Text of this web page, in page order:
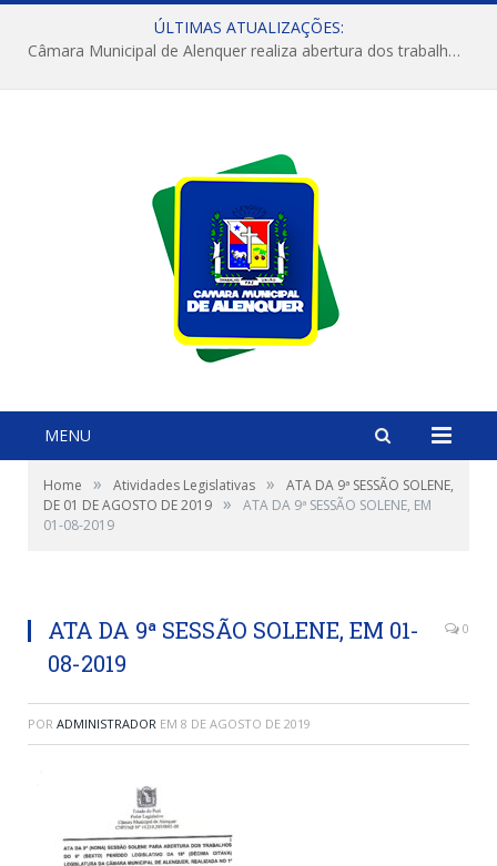
ÚLTIMAS ATUALIZAÇÕES:
Câmara Municipal de Alenquer realiza abertura dos trabalhos do 4º Período Legislativo
MENU
Home » Atividades Legislativas »
ATA DA 9ª SESSÃO SOLENE,
DE 01 DE AGOSTO DE 2019 »
ATA DA 9ª SESSÃO SOLENE, EM
01-08-2019
ATA DA 9ª SESSÃO SOLENE, EM 01-
08-2019
0
POR ADMINISTRADOR EM 8 DE AGOSTO DE 2019